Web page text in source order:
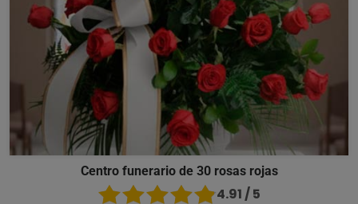
Centro funerario de 30 rosas rojas
4.91 / 5